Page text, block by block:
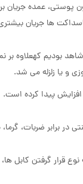
پوستی، عمده
ها جریان
بودیم کهعلاوه
و یا زلزله می شد.
پیدا کرده است.
در برابر ضربات،
قرار گرفتن کابل